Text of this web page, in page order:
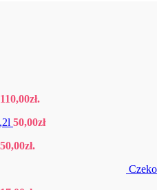
110,00zł.
50,00zł
50,00zł.